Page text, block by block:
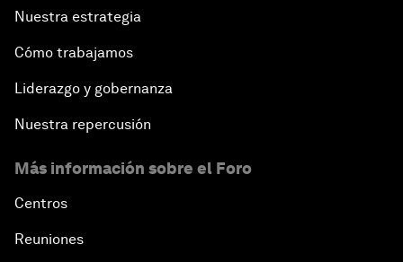
Nuestra estrategia
Cómo trabajamos
Liderazgo y gobernanza
Nuestra repercusión
Más información sobre el Foro
Centros
Reuniones